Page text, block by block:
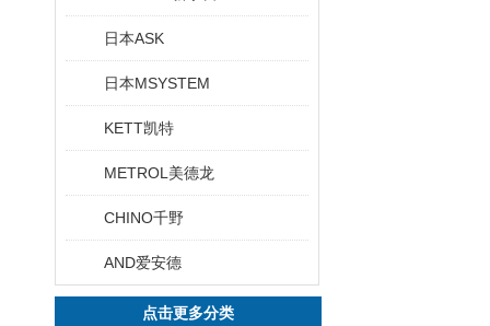
日本ASK
日本MSYSTEM
KETT凯特
METROL美德龙
CHINO千野
AND爱安德
点击更多分类